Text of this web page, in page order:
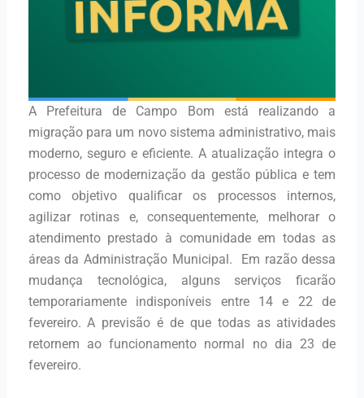
A Prefeitura de Campo Bom está realizando a
migração para um novo sistema administrativo, mais
moderno, seguro e eficiente. A atualização integra o
processo de modernização da gestão pública e tem
como objetivo qualificar os processos internos,
agilizar rotinas e, consequentemente, melhorar o
atendimento prestado à comunidade em todas as
áreas da Administração Municipal. Em razão dessa
mudança tecnológica, alguns serviços ficarão
temporariamente indisponíveis entre 14 e 22 de
fevereiro. A previsão é de que todas as atividades
retornem ao funcionamento normal no dia 23 de
fevereiro.